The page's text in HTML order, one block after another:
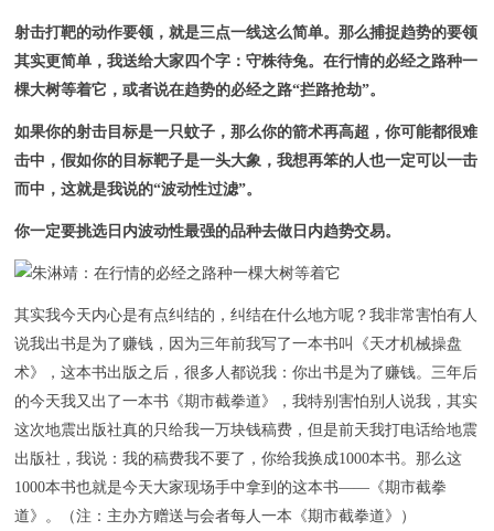
射击打靶的动作要领，就是三点一线这么简单。那么捕捉趋势的要领
其实更简单，我送给大家四个字：守株待兔。在行情的必经之路种一
棵大树等着它，或者说在趋势的必经之路“拦路抢劫”。
如果你的射击目标是一只蚊子，那么你的箭术再高超，你可能都很难
击中，假如你的目标靶子是一头大象，我想再笨的人也一定可以一击
而中，这就是我说的“波动性过滤”。
你一定要挑选日内波动性最强的品种去做日内趋势交易。
其实我今天内心是有点纠结的，纠结在什么地方呢？我非常害怕有人
说我出书是为了赚钱，因为三年前我写了一本书叫《天才机械操盘
术》，这本书出版之后，很多人都说我：你出书是为了赚钱。三年后
的今天我又出了一本书《期市截拳道》，我特别害怕别人说我，其实
这次地震出版社真的只给我一万块钱稿费，但是前天我打电话给地震
出版社，我说：我的稿费我不要了，你给我换成1000本书。那么这
1000本书也就是今天大家现场手中拿到的这本书——《期市截拳
道》。（注：主办方赠送与会者每人一本《期市截拳道》）